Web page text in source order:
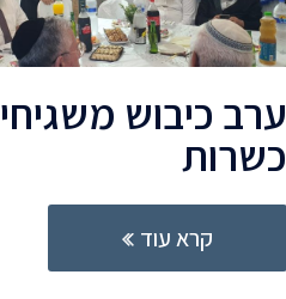
ערב כיבוש משגיחי
כשרות
קרא עוד